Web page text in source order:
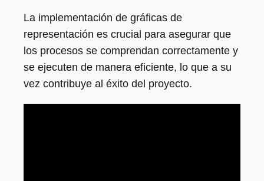
La implementación de gráficas de
representación es crucial para asegurar que
los procesos se comprendan correctamente y
se ejecuten de manera eficiente, lo que a su
vez contribuye al éxito del proyecto.